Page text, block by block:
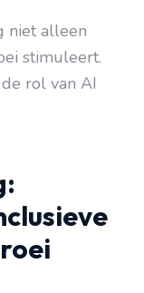
niet alleen
stimuleert.
rol van AI